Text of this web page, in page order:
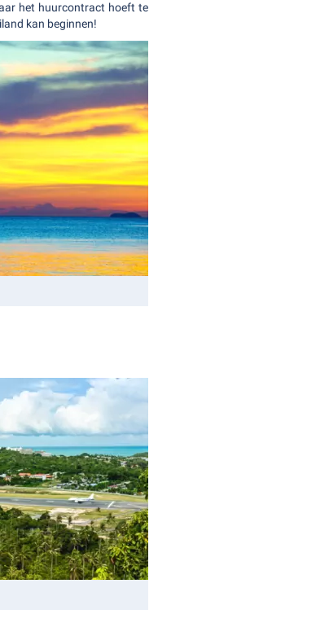
het huurcontract hoeft te
kan beginnen!